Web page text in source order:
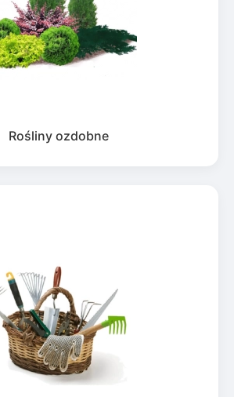
Rośliny ozdobne